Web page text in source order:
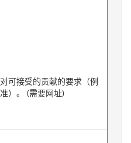
可接受的贡献的要求（例
）。 (需要网址)